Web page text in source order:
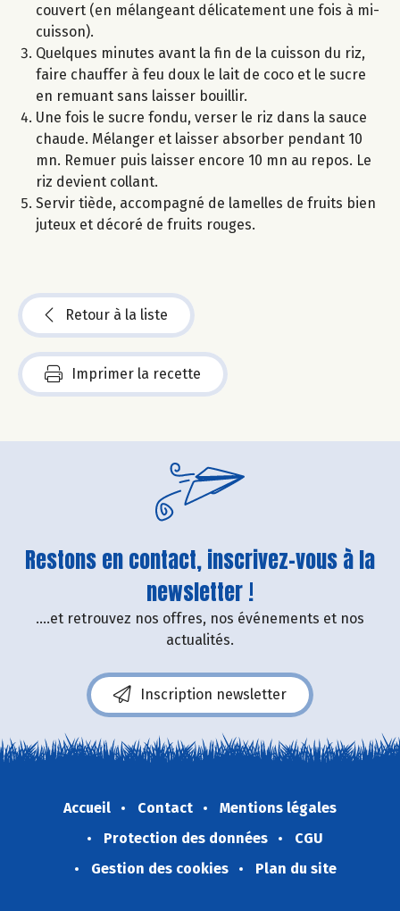
couvert (en mélangeant délicatement une fois à mi-
cuisson).
Quelques minutes avant la fin de la cuisson du riz,
faire chauffer à feu doux le lait de coco et le sucre
en remuant sans laisser bouillir.
Une fois le sucre fondu, verser le riz dans la sauce
chaude. Mélanger et laisser absorber pendant 10
mn. Remuer puis laisser encore 10 mn au repos. Le
riz devient collant.
Servir tiède, accompagné de lamelles de fruits bien
juteux et décoré de fruits rouges.
Retour à la liste
Imprimer la recette
Restons en contact, inscrivez-vous à la
newsletter !
....et retrouvez nos offres, nos événements et nos
actualités.
Inscription newsletter
Accueil Contact
Mentions légales
Protection des données
CGU
Gestion des cookies
Plan du site